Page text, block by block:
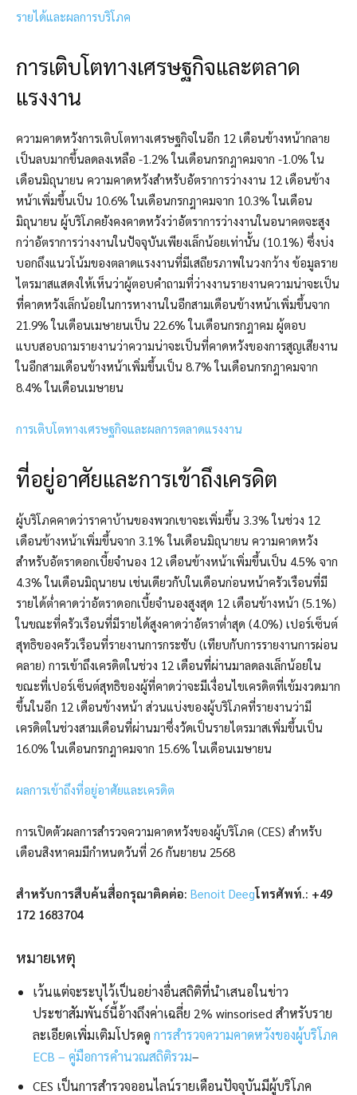
รายได้และผลการบริโภค
การเติบโตทางเศรษฐกิจและตลาด
แรงงาน
ความคาดหวังการเติบโตทางเศรษฐกิจในอีก 12 เดือนข้างหน้ากลาย
เป็นลบมากขึ้นลดลงเหลือ -1.2% ในเดือนกรกฎาคมจาก -1.0% ใน
เดือนมิถุนายน ความคาดหวังสำหรับอัตราการว่างงาน 12 เดือนข้าง
หน้าเพิ่มขึ้นเป็น 10.6% ในเดือนกรกฎาคมจาก 10.3% ในเดือน
มิถุนายน ผู้บริโภคยังคงคาดหวังว่าอัตราการว่างงานในอนาคตจะสูง
กว่าอัตราการว่างงานในปัจจุบันเพียงเล็กน้อยเท่านั้น (10.1%) ซึ่งบ่ง
บอกถึงแนวโน้มของตลาดแรงงานที่มีเสถียรภาพในวงกว้าง ข้อมูลราย
ไตรมาสแสดงให้เห็นว่าผู้ตอบคำถามที่ว่างงานรายงานความน่าจะเป็น
ที่คาดหวังเล็กน้อยในการหางานในอีกสามเดือนข้างหน้าเพิ่มขึ้นจาก
21.9% ในเดือนเมษายนเป็น 22.6% ในเดือนกรกฎาคม ผู้ตอบ
แบบสอบถามรายงานว่าความน่าจะเป็นที่คาดหวังของการสูญเสียงาน
ในอีกสามเดือนข้างหน้าเพิ่มขึ้นเป็น 8.7% ในเดือนกรกฎาคมจาก
8.4% ในเดือนเมษายน
การเติบโตทางเศรษฐกิจและผลการตลาดแรงงาน
ที่อยู่อาศัยและการเข้าถึงเครดิต
ผู้บริโภคคาดว่าราคาบ้านของพวกเขาจะเพิ่มขึ้น 3.3% ในช่วง 12
เดือนข้างหน้าเพิ่มขึ้นจาก 3.1% ในเดือนมิถุนายน ความคาดหวัง
สำหรับอัตราดอกเบี้ยจำนอง 12 เดือนข้างหน้าเพิ่มขึ้นเป็น 4.5% จาก
4.3% ในเดือนมิถุนายน เช่นเดียวกับในเดือนก่อนหน้าครัวเรือนที่มี
รายได้ต่ำคาดว่าอัตราดอกเบี้ยจำนองสูงสุด 12 เดือนข้างหน้า (5.1%)
ในขณะที่ครัวเรือนที่มีรายได้สูงคาดว่าอัตราต่ำสุด (4.0%) เปอร์เซ็นต์
สุทธิของครัวเรือนที่รายงานการกระชับ (เทียบกับการรายงานการผ่อน
คลาย) การเข้าถึงเครดิตในช่วง 12 เดือนที่ผ่านมาลดลงเล็กน้อยใน
ขณะที่เปอร์เซ็นต์สุทธิของผู้ที่คาดว่าจะมีเงื่อนไขเครดิตที่เข้มงวดมาก
ขึ้นในอีก 12 เดือนข้างหน้า ส่วนแบ่งของผู้บริโภคที่รายงานว่ามี
เครดิตในช่วงสามเดือนที่ผ่านมาซึ่งวัดเป็นรายไตรมาสเพิ่มขึ้นเป็น
16.0% ในเดือนกรกฎาคมจาก 15.6% ในเดือนเมษายน
ผลการเข้าถึงที่อยู่อาศัยและเครดิต
การเปิดตัวผลการสำรวจความคาดหวังของผู้บริโภค (CES) สำหรับ
เดือนสิงหาคมมีกำหนดวันที่ 26 กันยายน 2568
สำหรับการสืบค้นสื่อกรุณาติดต่อ: Benoit Deegโทรศัพท์.: +49
172 1683704
หมายเหตุ
เว้นแต่จะระบุไว้เป็นอย่างอื่นสถิติที่นำเสนอในข่าว
ประชาสัมพันธ์นี้อ้างถึงค่าเฉลี่ย 2% winsorised สำหรับราย
ละเอียดเพิ่มเติมโปรดดู การสำรวจความคาดหวังของผู้บริโภค
ECB – คู่มือการคำนวณสถิติรวม–
CES เป็นการสำรวจออนไลน์รายเดือนปัจจุบันมีผู้บริโภค